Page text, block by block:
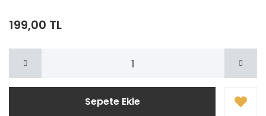
199,00 TL
Sepete Ekle